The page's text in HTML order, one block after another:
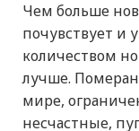
Чем больше
почувствует и
количеством
лучше.
мире,
несчастные,